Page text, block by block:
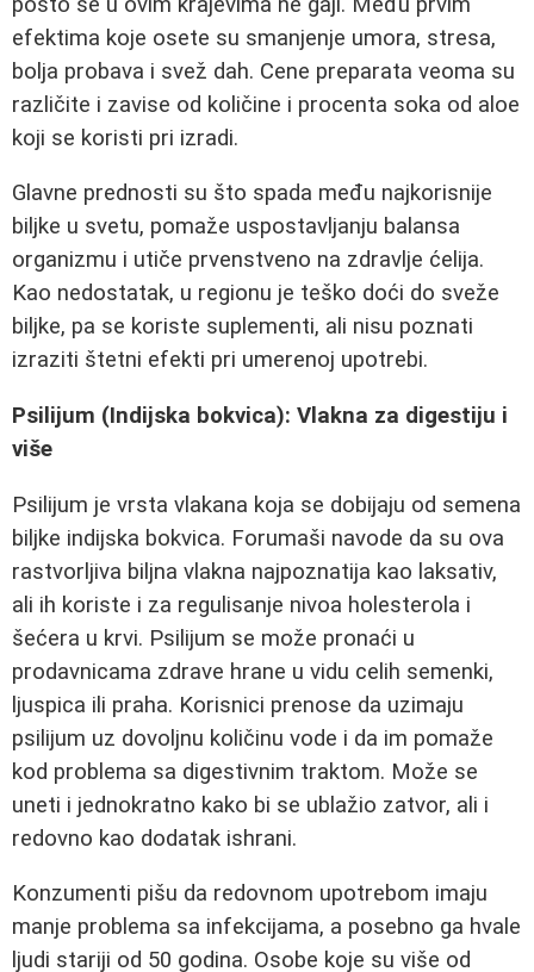
efektima koje osete su smanjenje umora, stresa,
bolja probava i svež dah. Cene preparata veoma su
različite i zavise od količine i procenta soka od aloe
koji se koristi pri izradi.
Glavne prednosti su što spada među najkorisnije
biljke u svetu, pomaže uspostavljanju balansa
organizmu i utiče prvenstveno na zdravlje ćelija.
Kao nedostatak, u regionu je teško doći do sveže
biljke, pa se koriste suplementi, ali nisu poznati
izraziti štetni efekti pri umerenoj upotrebi.
Psilijum (Indijska bokvica): Vlakna za digestiju i
više
Psilijum je vrsta vlakana koja se dobijaju od semena
biljke indijska bokvica. Forumaši navode da su ova
rastvorljiva biljna vlakna najpoznatija kao laksativ,
ali ih koriste i za regulisanje nivoa holesterola i
šećera u krvi. Psilijum se može pronaći u
prodavnicama zdrave hrane u vidu celih semenki,
ljuspica ili praha. Korisnici prenose da uzimaju
psilijum uz dovoljnu količinu vode i da im pomaže
kod problema sa digestivnim traktom. Može se
uneti i jednokratno kako bi se ublažio zatvor, ali i
redovno kao dodatak ishrani.
Konzumenti pišu da redovnom upotrebom imaju
manje problema sa infekcijama, a posebno ga hvale
ljudi stariji od 50 godina. Osobe koje su više od